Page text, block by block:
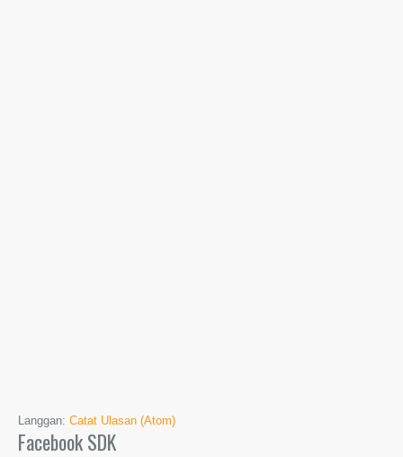
Langgan: Catat Ulasan (Atom)
Facebook SDK